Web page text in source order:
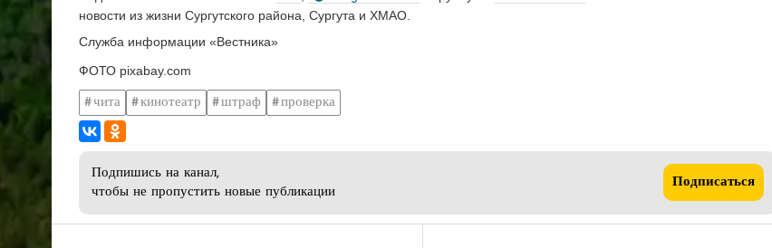
новости из жизни Сургутского района, Сургута и ХМАО.
Служба информации «Вестника»
ФОТО pixabay.com
чита кинотеатр штраф проверка
Подпишись на канал,
чтобы не пропустить новые публикации
Подписаться